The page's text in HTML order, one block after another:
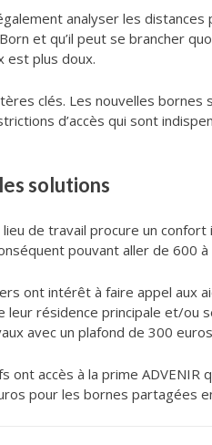
analyser les
et qu’il peut se brancher
est plus doux.
clés. Les nouvelles bornes
d’accès qui sont
solutions
de travail procure un
pouvant aller de 600
ont intérêt à faire appel aux
résidence principale et/ou
avec un plafond de 300
accès à la prime ADVENIR
pour les bornes partagées